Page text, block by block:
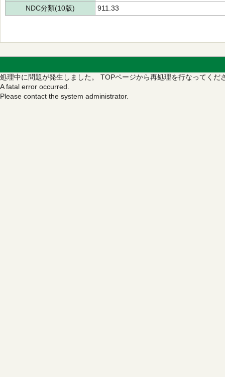
NDC分類(10版)
911.33
処理中に問題が発生しました。 TOPページから再処理を行なってくだ
A fatal error occurred.
Please contact the system administrator.